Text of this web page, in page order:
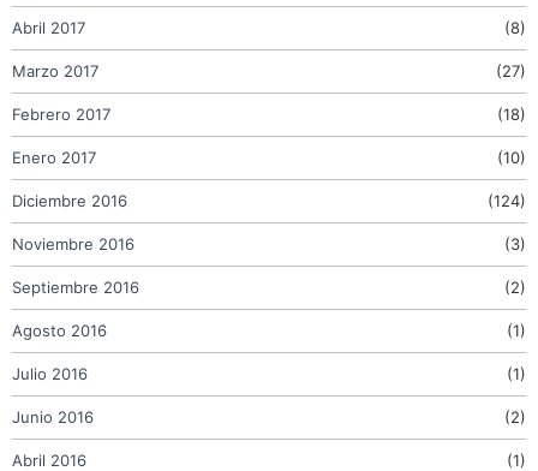
Abril 2017 (8)
Marzo 2017 (27)
Febrero 2017 (18)
Enero 2017 (10)
Diciembre 2016 (124)
Noviembre 2016 (3)
Septiembre 2016 (2)
Agosto 2016 (1)
Julio 2016 (1)
Junio 2016 (2)
Abril 2016 (1)